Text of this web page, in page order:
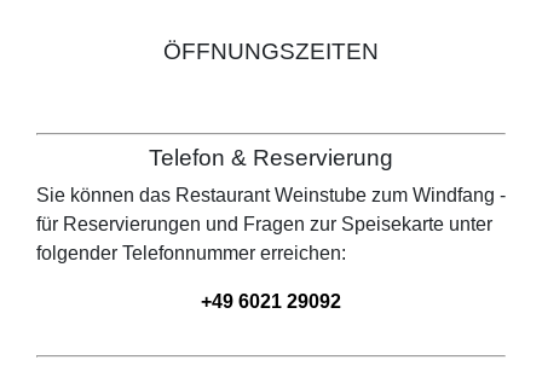
ÖFFNUNGSZEITEN
Telefon & Reservierung
Sie können das RestaurantWeinstube zum Windfang -
für Reservierungen und Fragen zur Speisekarte unter
folgender Telefonnummer erreichen:
+49 6021 29092